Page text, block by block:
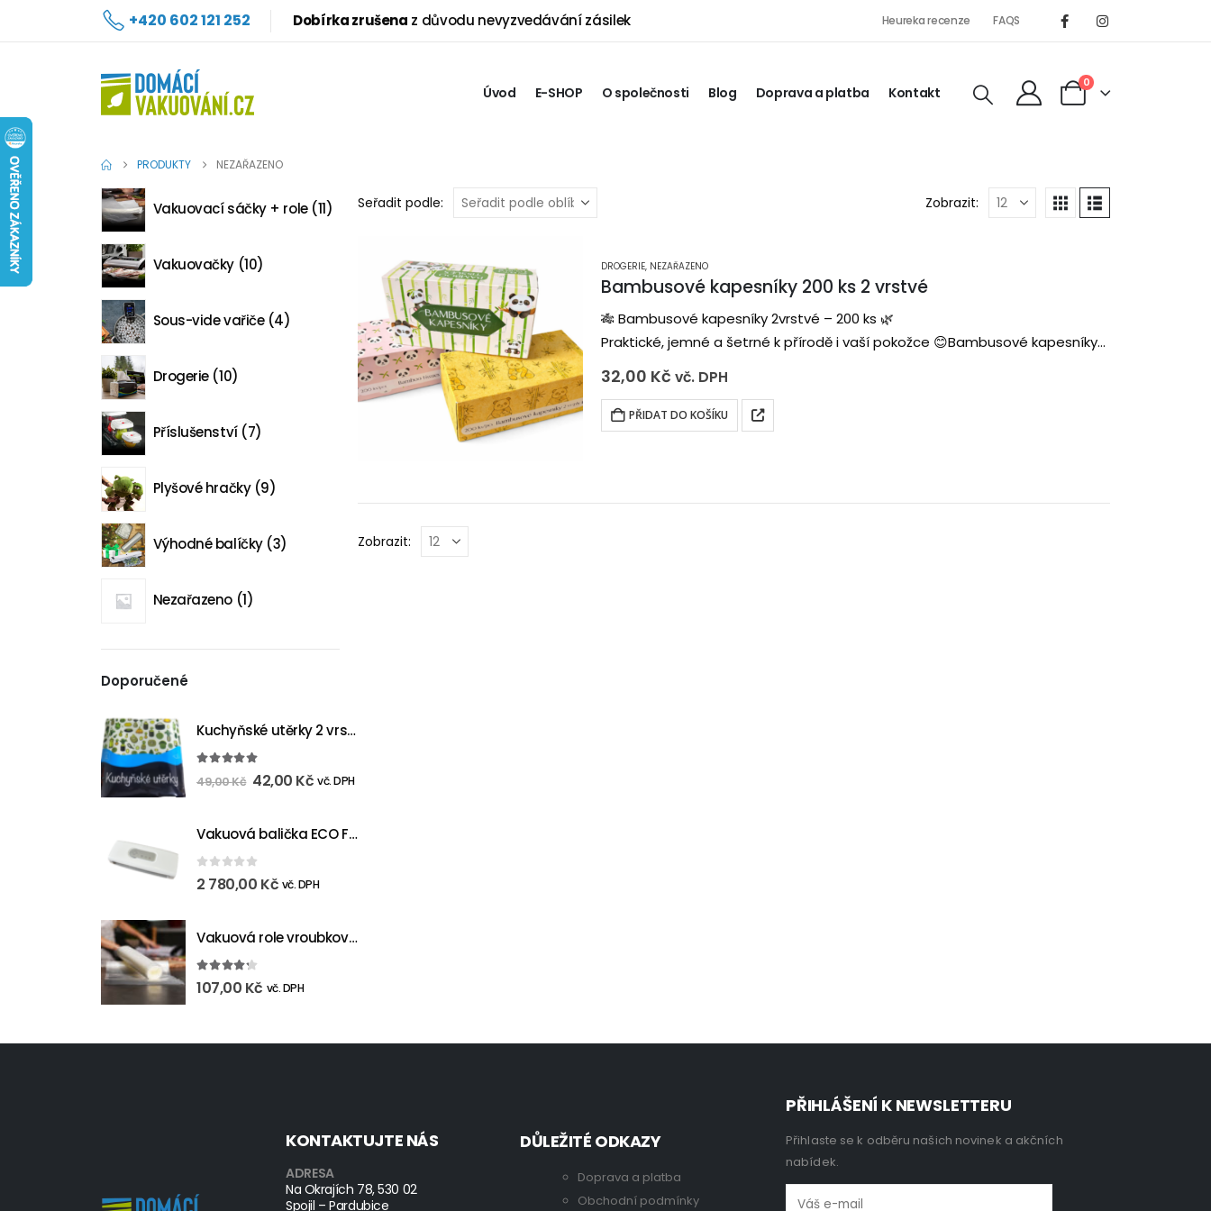
+420 602 121 252 Dobírka zrušena z důvodu nevyzvedávání zásilek Heureka recenze FAQS
Úvod E-SHOP O společnosti Blog Doprava a platba Kontakt
0
PRODUKTY NEZAŘAZENO
Seřadit podle: Zobrazit:
DROGERIE, NEZAŘAZENO
Bambusové kapesníky 200 ks 2 vrstvé
🎋 Bambusové kapesníky 2vrstvé – 200 ks 🌿
Praktické, jemné a šetrné k přírodě i vaší pokožce 😊Bambusové kapesníky
jsou skvělou ekologickou alternativou ke klasickým papírovým kapesníkům.
Díky 2vrstvému provedení jsou…
32,00 Kč vč. DPH
PŘIDAT DO KOŠÍKU
Zobrazit:
Vakuovací sáčky + role 11
Vakuovačky 10
Sous-vide vařiče 4
Drogerie 10
Příslušenství 7
Plyšové hračky 9
Výhodné balíčky 3
Nezařazeno 1
Doporučené
Kuchyňské utěrky 2 vrstvé 20 m - 2ks
out of 5
49,00Kč 42,00 Kč vč. DPH
Vakuová balička ECO FRESH
0 out of 5
2 780,00 Kč vč. DPH
Vakuová role vroubkovaná 300 mm (6m)
4.17 out of 5
107,00 Kč vč. DPH
KONTAKTUJTE NÁS
ADRESA
Na Okrajích 78, 530 02
Spojil – Pardubice
DŮLEŽITÉ ODKAZY
Doprava a platba
Obchodní podmínky
PŘIHLÁŠENÍ K NEWSLETTERU
Přihlaste se k odběru našich novinek a akčních
nabídek.